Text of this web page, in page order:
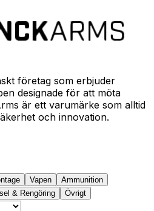
företag som erbjuder
designade för att möta
är ett varumärke som alltid
och innovation.
Vapen
Ammunition
& Rengöring Övrigt